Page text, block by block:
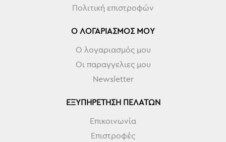
Πολιτική επιστροφών
Ο ΛΟΓΑΡΙΑΣΜΌΣ ΜΟΥ
Ο λογαριασμός μου
Οι παραγγελιες μου
Newsletter
ΕΞΥΠΗΡΈΤΗΣΗ ΠΕΛΑΤΏΝ
Επικοινωνία
Επιστροφές